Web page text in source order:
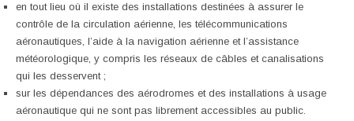
en tout lieu où il existe des installations destinées à assurer le
contrôle de la circulation aérienne, les télécommunications
aéronautiques, l’aide à la navigation aérienne et l’assistance
météorologique, y compris les réseaux de câbles et canalisations
qui les desservent ;
sur les dépendances des aérodromes et des installations à usage
aéronautique qui ne sont pas librement accessibles au public.